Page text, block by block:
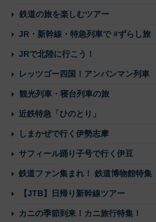
鉄道の旅を楽しむツアー
JR・新幹線・特急列車で #ずらし旅
JRで北陸に行こう！
レッツゴー四国！アンパンマン列車
観光列車・寝台列車の旅
近鉄特急「ひのとり」
しまかぜで行く伊勢志摩
サフィール踊り子号で行く伊豆
鉄道ファン集まれ！ 鉄道博物館特集
【JTB】日帰り新幹線ツアー
カニの季節到来！カニ旅行特集！